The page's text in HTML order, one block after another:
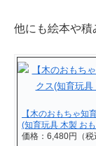
他にも絵本や積
【木のおもちゃ知
(知育玩具 木製 お
価格：6,480円（税